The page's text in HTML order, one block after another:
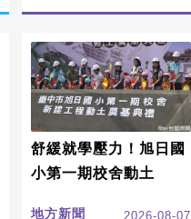
舒緩就學壓力！旭日國
小第一期校舍動土
地方新聞 2026-08-07